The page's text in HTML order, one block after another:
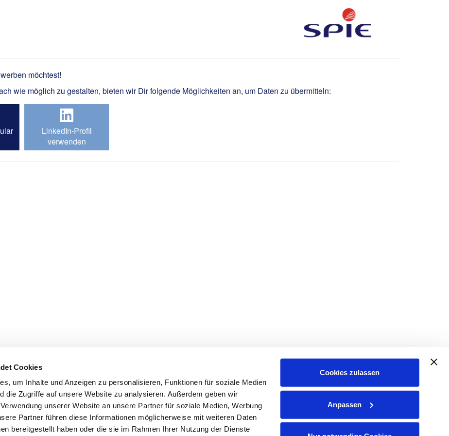
Cookies
um Inhalte und Anzeigen zu personalisieren, Funktionen für soziale Medien
die Zugriffe auf unsere Website zu analysieren. Außerdem geben wir
unserer Website an unsere Partner für soziale Medien, Werbung
Partner führen diese Informationen möglicherweise mit weiteren Daten
bereitgestellt haben oder die sie im Rahmen Ihrer Nutzung der Dienste
Cookies zulassen
Anpassen
möchtest!
wie möglich zu gestalten, bieten wir Dir folgende Möglichkeiten an, um Daten zu übermitteln:
LinkedIn-Profil
verwenden